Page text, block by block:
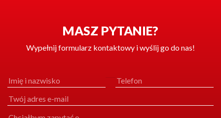
MASZ PYTANIE?
Wypełnij formularz kontaktowy i wyślij go do nas!